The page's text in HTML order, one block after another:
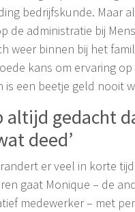
bedrijfskunde. Maar
de administratie bij
weer binnen bij het
kans om ervaring
is een beetje geld nooit
altijd gedacht
deed’
er veel in korte
gaat Monique – de
medewerker – met